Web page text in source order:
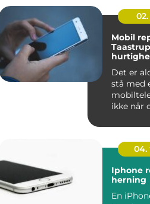
Mobil
Det er
stå med
ikke når
04.
Iphone
herning
En